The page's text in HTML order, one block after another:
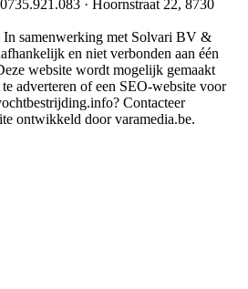
· Hoornstraat 22, 8730
samenwerking met Solvari BV &
en niet verbonden aan één
website wordt mogelijk gemaakt
adverteren of een SEO-website voor
Contacteer
ontwikkeld door varamedia.be.